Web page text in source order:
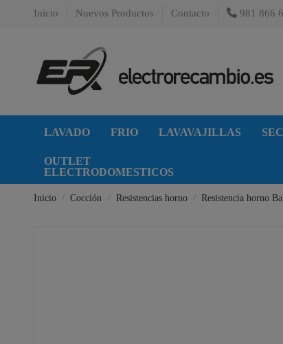
Inicio Nuevos Productos Contacto 981 866
LAVADO FRIO LAVAVAJILLAS
OUTLET
ELECTRODOMESTICOS
Inicio Cocción Resistencias horno Resistencia horno